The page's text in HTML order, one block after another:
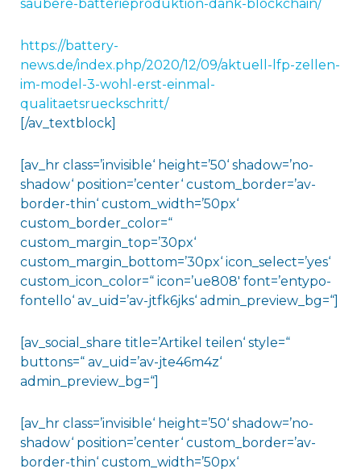
saubere-batterieproduktion-dank-blockchain/
https://battery-
news.de/index.php/2020/12/09/aktuell-lfp-zellen-
im-model-3-wohl-erst-einmal-
qualitaetsrueckschritt/
[/av_textblock]
[av_hr class=’invisible‘ height=’50‘ shadow=’no-
shadow‘ position=’center‘ custom_border=’av-
border-thin‘ custom_width=’50px‘
custom_border_color=“
custom_margin_top=’30px‘
custom_margin_bottom=’30px‘ icon_select=’yes‘
custom_icon_color=“ icon=’ue808′ font=’entypo-
fontello‘ av_uid=’av-jtfk6jks‘ admin_preview_bg=“]
[av_social_share title=’Artikel teilen‘ style=“
buttons=“ av_uid=’av-jte46m4z‘
admin_preview_bg=“]
[av_hr class=’invisible‘ height=’50‘ shadow=’no-
shadow‘ position=’center‘ custom_border=’av-
border-thin‘ custom_width=’50px‘